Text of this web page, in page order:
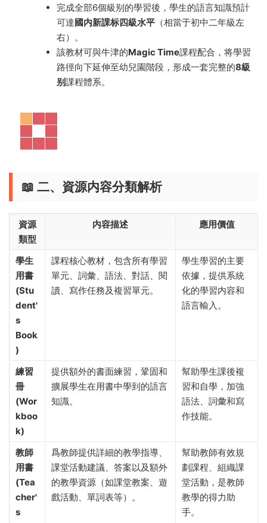
完成全部6個級别的學習後，學生的語言知識預計
可達國内新課标四級水平 （相當于初中二年級左
右）。
該教材可與牛津的Magic Time課程配合，将學習
路徑向下延伸至幼兒園階段，形成一套完整的8級
别課程體系。
📖 二、資源内容分類解析
資源
類型
内容描述 應用價值
學生
用書
(Stu
dent'
s
Book
)
課程核心教材，包含所有學習
單元、詞彙、語法、對話、閱
讀、寫作任務及複習單元。
學生學習的主要
依據，提供系統
化的學習内容和
語言輸入。
練習
冊
(Wor
kboo
k)
提供額外的書面練習，鞏固和
擴展學生在用書中學到的語言
知識。
幫助學生課後複
習和自學，加強
語法、詞彙和寫
作技能。
教師
用書
(Tea
cher'
s
爲教師提供詳細的教學指導、
課堂活動建議、答案以及額外
的教學資源（如課堂教案、遊
戲活動、單詞表等）。
幫助教師有效規
劃課程、組織課
堂活動，是教師
教學的得力助
手。